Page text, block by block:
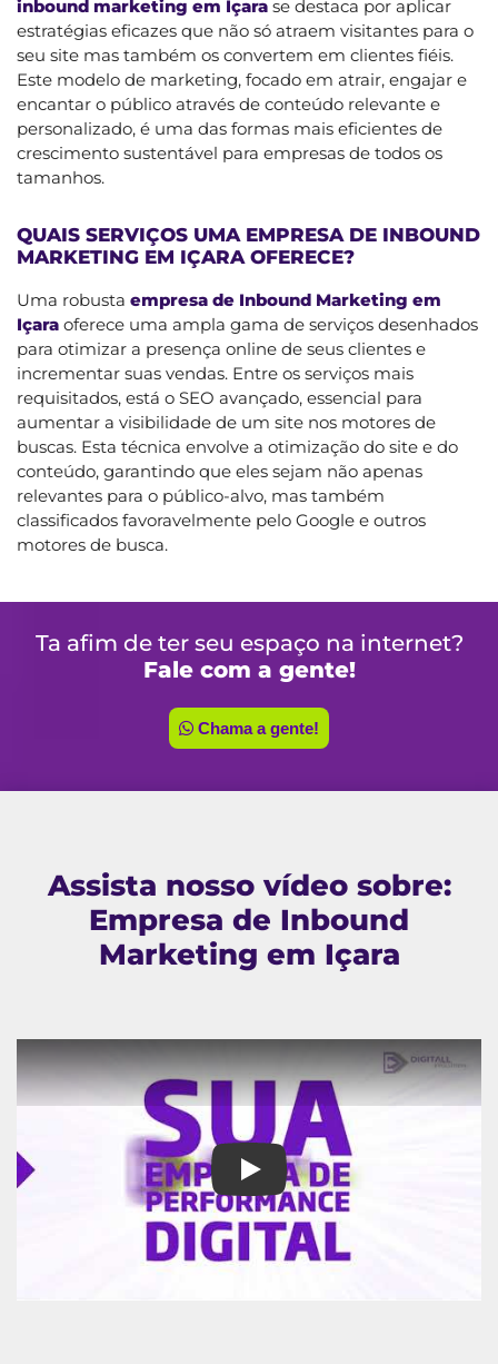
inbound marketing em Içara se destaca por aplicar
estratégias eficazes que não só atraem visitantes para o
seu site mas também os convertem em clientes fiéis.
Este modelo de marketing, focado em atrair, engajar e
encantar o público através de conteúdo relevante e
personalizado, é uma das formas mais eficientes de
crescimento sustentável para empresas de todos os
tamanhos.
QUAIS SERVIÇOS UMA EMPRESA DE INBOUND
MARKETING EM IÇARA OFERECE?
Uma robusta empresa de Inbound Marketing em
Içara oferece uma ampla gama de serviços desenhados
para otimizar a presença online de seus clientes e
incrementar suas vendas. Entre os serviços mais
requisitados, está o SEO avançado, essencial para
aumentar a visibilidade de um site nos motores de
buscas. Esta técnica envolve a otimização do site e do
conteúdo, garantindo que eles sejam não apenas
relevantes para o público-alvo, mas também
classificados favoravelmente pelo Google e outros
motores de busca.
Ta afim de ter seu espaço na internet?
Fale com a gente!
Chama a gente!
Assista nosso vídeo sobre:
Empresa de Inbound
Marketing em Içara
Empresa de Inbound